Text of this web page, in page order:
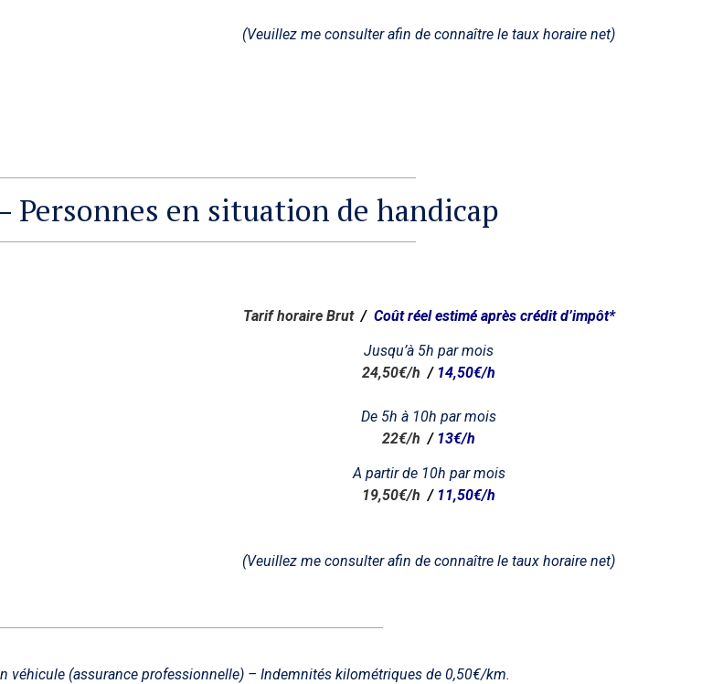
(Veuillez me consulter afin de connaître le taux horaire net)
Personnes en situation de handicap
Tarif horaire Brut / Coût réelestimé après crédit d’impôt*
Jusqu’à 5h par mois
24,50€/h / 14,50€/h
De 5h à 10h par mois
22€/h / 13€/h
A partir de 10h par mois
19,50€/h / 11,50€/h
(Veuillez me consulter afin de connaître le taux horaire net)
véhicule (assurance professionnelle) – Indemnités kilométriques de 0,50€/km.